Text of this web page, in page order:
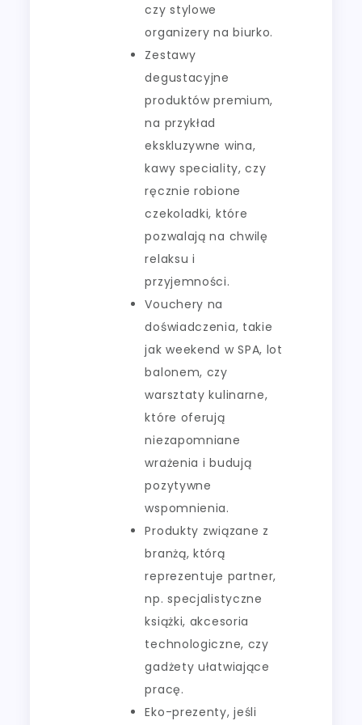
czy stylowe
organizery na biurko.
Zestawy
degustacyjne
produktów premium,
na przykład
ekskluzywne wina,
kawy speciality, czy
ręcznie robione
czekoladki, które
pozwalają na chwilę
relaksu i
przyjemności.
Vouchery na
doświadczenia, takie
jak weekend w SPA, lot
balonem, czy
warsztaty kulinarne,
które oferują
niezapomniane
wrażenia i budują
pozytywne
wspomnienia.
Produkty związane z
branżą, którą
reprezentuje partner,
np. specjalistyczne
książki, akcesoria
technologiczne, czy
gadżety ułatwiające
pracę.
Eko-prezenty, jeśli